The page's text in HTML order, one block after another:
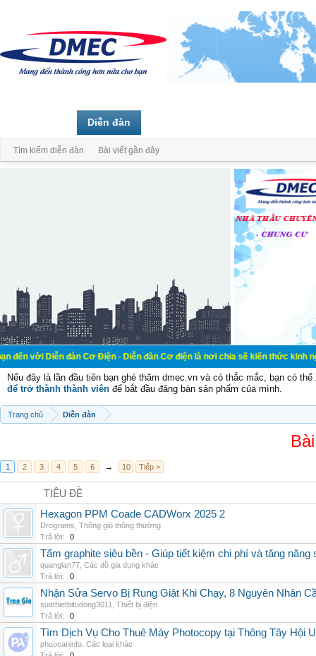
đàn Cơ Điện - Diễn đàn Cơ điện là nơi chia sẽ kiến thức kinh nghiệm
Nếu đây là lần đầu tiên bạn ghé thăm dmec.vn và có thắc mắc, bạn có
để trở thành thành viên để bắt đầu đăng bán sản phẩm của mình.
Trang chủ Diễn đàn
1 2 3 4 5 6 → 10 Tiếp >
TIÊU ĐỀ
Hexagon PPM Coade CADWorx 2025 2
Drograms Thông gió thông thường
Trả lời:
0
Tấm graphite siêu bền - Giúp tiết kiệm chi phí và tăng năng
quanglan77 Các đồ gia dụng khác
Trả lời:
0
Nhận Sửa Servo Bị Rung Giật Khi Chạy, 8 Nguyên Nhân
suathietbitudong3011
Thiết bị điện
Trả lời:
0
Tìm Dịch Vụ Cho Thuê Máy Photocopy tại Thông Tây Hội
phuocaninfo Các loại khác
Diễn đàn
Tìm kiếm diễn đàn Bài viết gần đây